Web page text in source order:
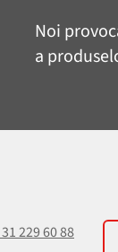
Noi
a
229 60 88